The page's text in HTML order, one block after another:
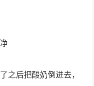
之后把酸奶倒进去，